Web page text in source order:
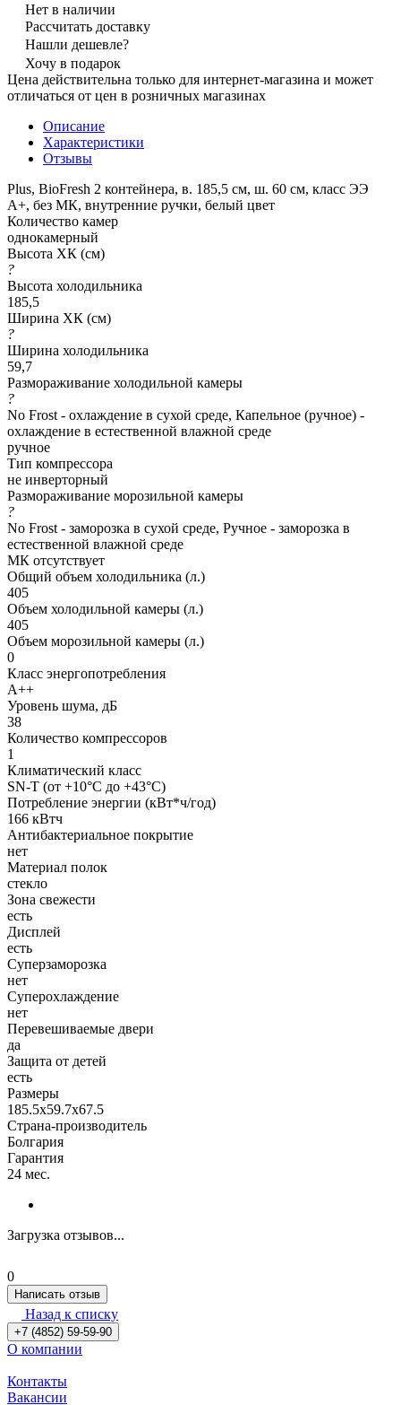
Нет в наличии
Рассчитать доставку
Нашли дешевле?
Хочу в подарок
Цена действительна только для интернет-магазина и может
отличаться от цен в розничных магазинах
Описание
Характеристики
Отзывы
Plus, BioFresh 2 контейнера, в. 185,5 cм, ш. 60 см, класс ЭЭ
A+, без МК, внутренние ручки, белый цвет
Количество камер
однокамерный
Высота ХК (см)
?
Высота холодильника
185,5
Ширина ХК (см)
?
Ширина холодильника
59,7
Размораживание холодильной камеры
?
No Frost - охлаждение в сухой среде, Капельное (ручное) -
охлаждение в естественной влажной среде
ручное
Тип компрессора
не инверторный
Размораживание морозильной камеры
?
No Frost - заморозка в сухой среде, Ручное - заморозка в
естественной влажной среде
МК отсутствует
Общий объем холодильника (л.)
405
Объем холодильной камеры (л.)
405
Объем морозильной камеры (л.)
0
Класс энергопотребления
A++
Уровень шума, дБ
38
Количество компрессоров
1
Климатический класс
SN-T (от +10°C до +43°C)
Потребление энергии (кВт*ч/год)
166 кВтч
Антибактериальное покрытие
нет
Материал полок
стекло
Зона свежести
есть
Дисплей
есть
Суперзаморозка
нет
Суперохлаждение
нет
Перевешиваемые двери
да
Защита от детей
есть
Размеры
185.5x59.7x67.5
Страна-производитель
Болгария
Гарантия
24 мес.
Загрузка отзывов...
0
Написать отзыв
Назад к списку
+7 (4852) 59-59-90
О компании
Контакты
Вакансии